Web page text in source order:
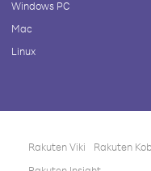
Windows PC
Mac
Linux
Rakuten Viki Rakuten